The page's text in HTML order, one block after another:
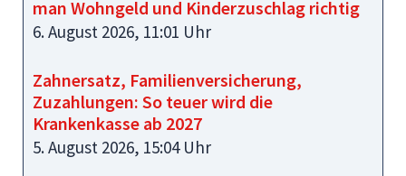
man Wohngeld und Kinderzuschlag richtig
6. August 2026, 11:01 Uhr
Zahnersatz, Familienversicherung,
Zuzahlungen: So teuer wird die
Krankenkasse ab 2027
5. August 2026, 15:04 Uhr